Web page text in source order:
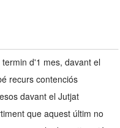
d'1 mes, davant el
recurs contenciós
davant el Jutjat
que aquest últim no